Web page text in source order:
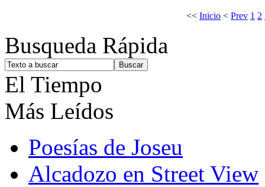
<< Inicio < Prev 1 2
Busqueda Rápida
El Tiempo
Más Leídos
Poesías de Joseu
Alcadozo en Street View